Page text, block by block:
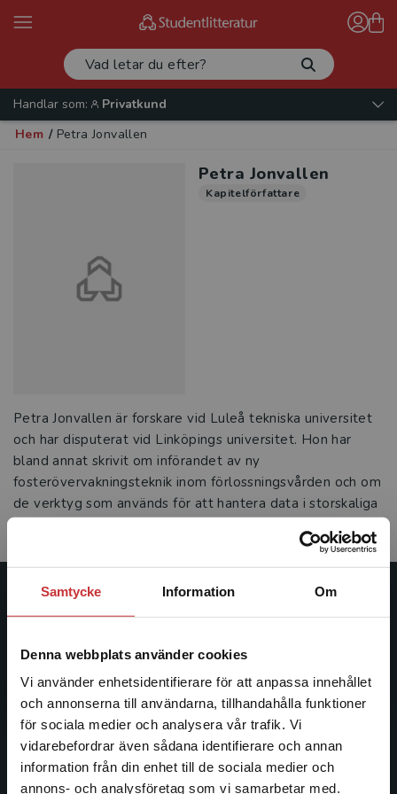
Samtycke Information Om
Denna webbplats använder cookies
Vi använder enhetsidentifierare för att anpassa innehållet
och annonserna till användarna, tillhandahålla funktioner
för sociala medier och analysera vår trafik. Vi
vidarebefordrar även sådana identifierare och annan
information från din enhet till de sociala medier och
annons- och analysföretag som vi samarbetar med.
Begränsad fraktregion
Handlar som:
Privatkund
Hem / Petra Jonvallen
Petra Jonvallen
Kapitelförfattare
Petra Jonvallen är forskare vid Luleå tekniska universitet
och har disputerat vid Linköpings universitet. Hon har
bland annat skrivit om införandet av ny
fosterövervakningsteknik inom förlossningsvården och om
de verktyg som används för att hantera data i storskaliga
Studentlitteratur grundades 1963 och är idag Sveriges
facklitteratur, utbildningar och digitala
informationstjänster i utbudet, finns Studentlitteratur med
längs hela kunskapsresan.
Kontakta oss